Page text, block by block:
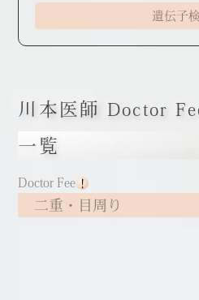
遺伝子
川本医師 Doctor
一覧
Doctor Fee
二重・目周り